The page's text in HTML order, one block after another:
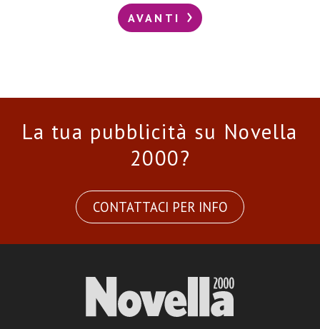
AVANTI
La tua pubblicità su Novella
2000?
CONTATTACI PER INFO